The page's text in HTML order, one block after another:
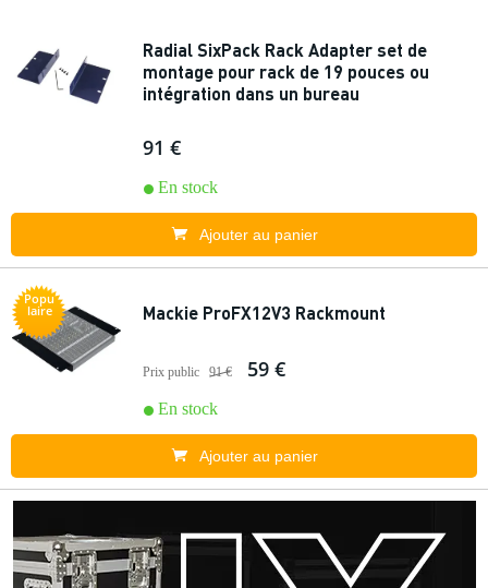
Radial SixPack Rack Adapter set de
montage pour rack de 19 pouces ou
intégration dans un bureau
91 €
En stock
Ajouter au panier
Popu
laire Mackie ProFX12V3 Rackmount
Prix public 91 € 59 €
En stock
Ajouter au panier